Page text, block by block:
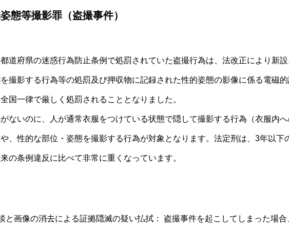
態等撮影罪（盗撮事件）
道府県の迷惑行為防止条例で処罰されていた盗撮行為は、法改正により新設
を撮影する行為等の処罰及び押収物に記録された性的姿態の影像に係る電磁
国一律で厳しく処罰されることとなりました。
ないのに、人が通常衣服をつけている状態で隠して撮影する行為（衣服内
、性的な部位・姿態を撮影する行為が対象となります。法定刑は、3年以下
の条例違反に比べて非常に重くなっています。
と画像の消去による証拠隠滅の疑い払拭： 盗撮事件を起こしてしまった場